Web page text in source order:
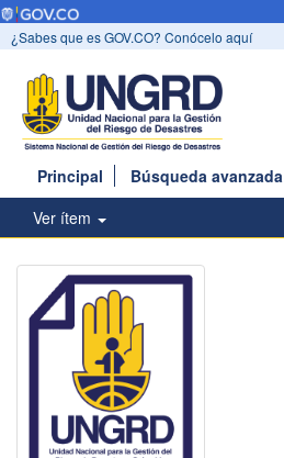
¿Sabes que es GOV.CO? Conócelo aquí
Principal Búsqueda avanzada
Ver ítem